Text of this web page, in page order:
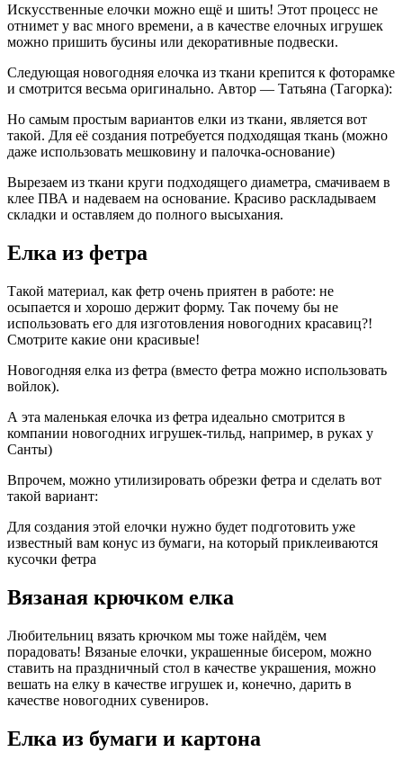
Искусственные елочки можно ещё и шить! Этот процесс не
отнимет у вас много времени, а в качестве елочных игрушек
можно пришить бусины или декоративные подвески.
Следующая новогодняя елочка из ткани крепится к фоторамке
и смотрится весьма оригинально. Автор — Татьяна (Тагорка):
Но самым простым вариантов елки из ткани, является вот
такой. Для её создания потребуется подходящая ткань (можно
даже использовать мешковину и палочка-основание)
Вырезаем из ткани круги подходящего диаметра, смачиваем в
клее ПВА и надеваем на основание. Красиво раскладываем
складки и оставляем до полного высыхания.
Елка из фетра
Такой материал, как фетр очень приятен в работе: не
осыпается и хорошо держит форму. Так почему бы не
использовать его для изготовления новогодних красавиц?!
Смотрите какие они красивые!
Новогодняя елка из фетра (вместо фетра можно использовать
войлок).
А эта маленькая елочка из фетра идеально смотрится в
компании новогодних игрушек-тильд, например, в руках у
Санты)
Впрочем, можно утилизировать обрезки фетра и сделать вот
такой вариант:
Для создания этой елочки нужно будет подготовить уже
известный вам конус из бумаги, на который приклеиваются
кусочки фетра
Вязаная крючком елка
Любительниц вязать крючком мы тоже найдём, чем
порадовать! Вязаные елочки, украшенные бисером, можно
ставить на праздничный стол в качестве украшения, можно
вешать на елку в качестве игрушек и, конечно, дарить в
качестве новогодних сувениров.
Елка из бумаги и картона